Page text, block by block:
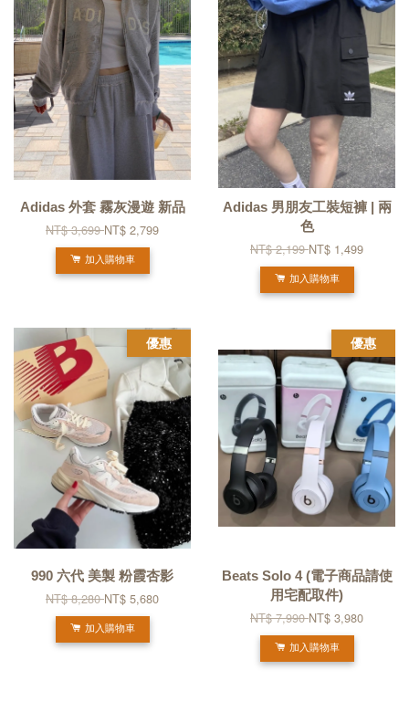
Adidas 外套 霧灰漫遊 新品
NT$ 3,699NT$ 2,799
加入購物車
Adidas 男朋友工裝短褲 | 兩
色
NT$ 2,199NT$ 1,499
加入購物車
優惠
990 六代 美製 粉霞杏影
NT$ 8,280NT$ 5,680
加入購物車
優惠
Beats Solo 4 (電子商品請使
用宅配取件)
NT$ 7,990NT$ 3,980
加入購物車